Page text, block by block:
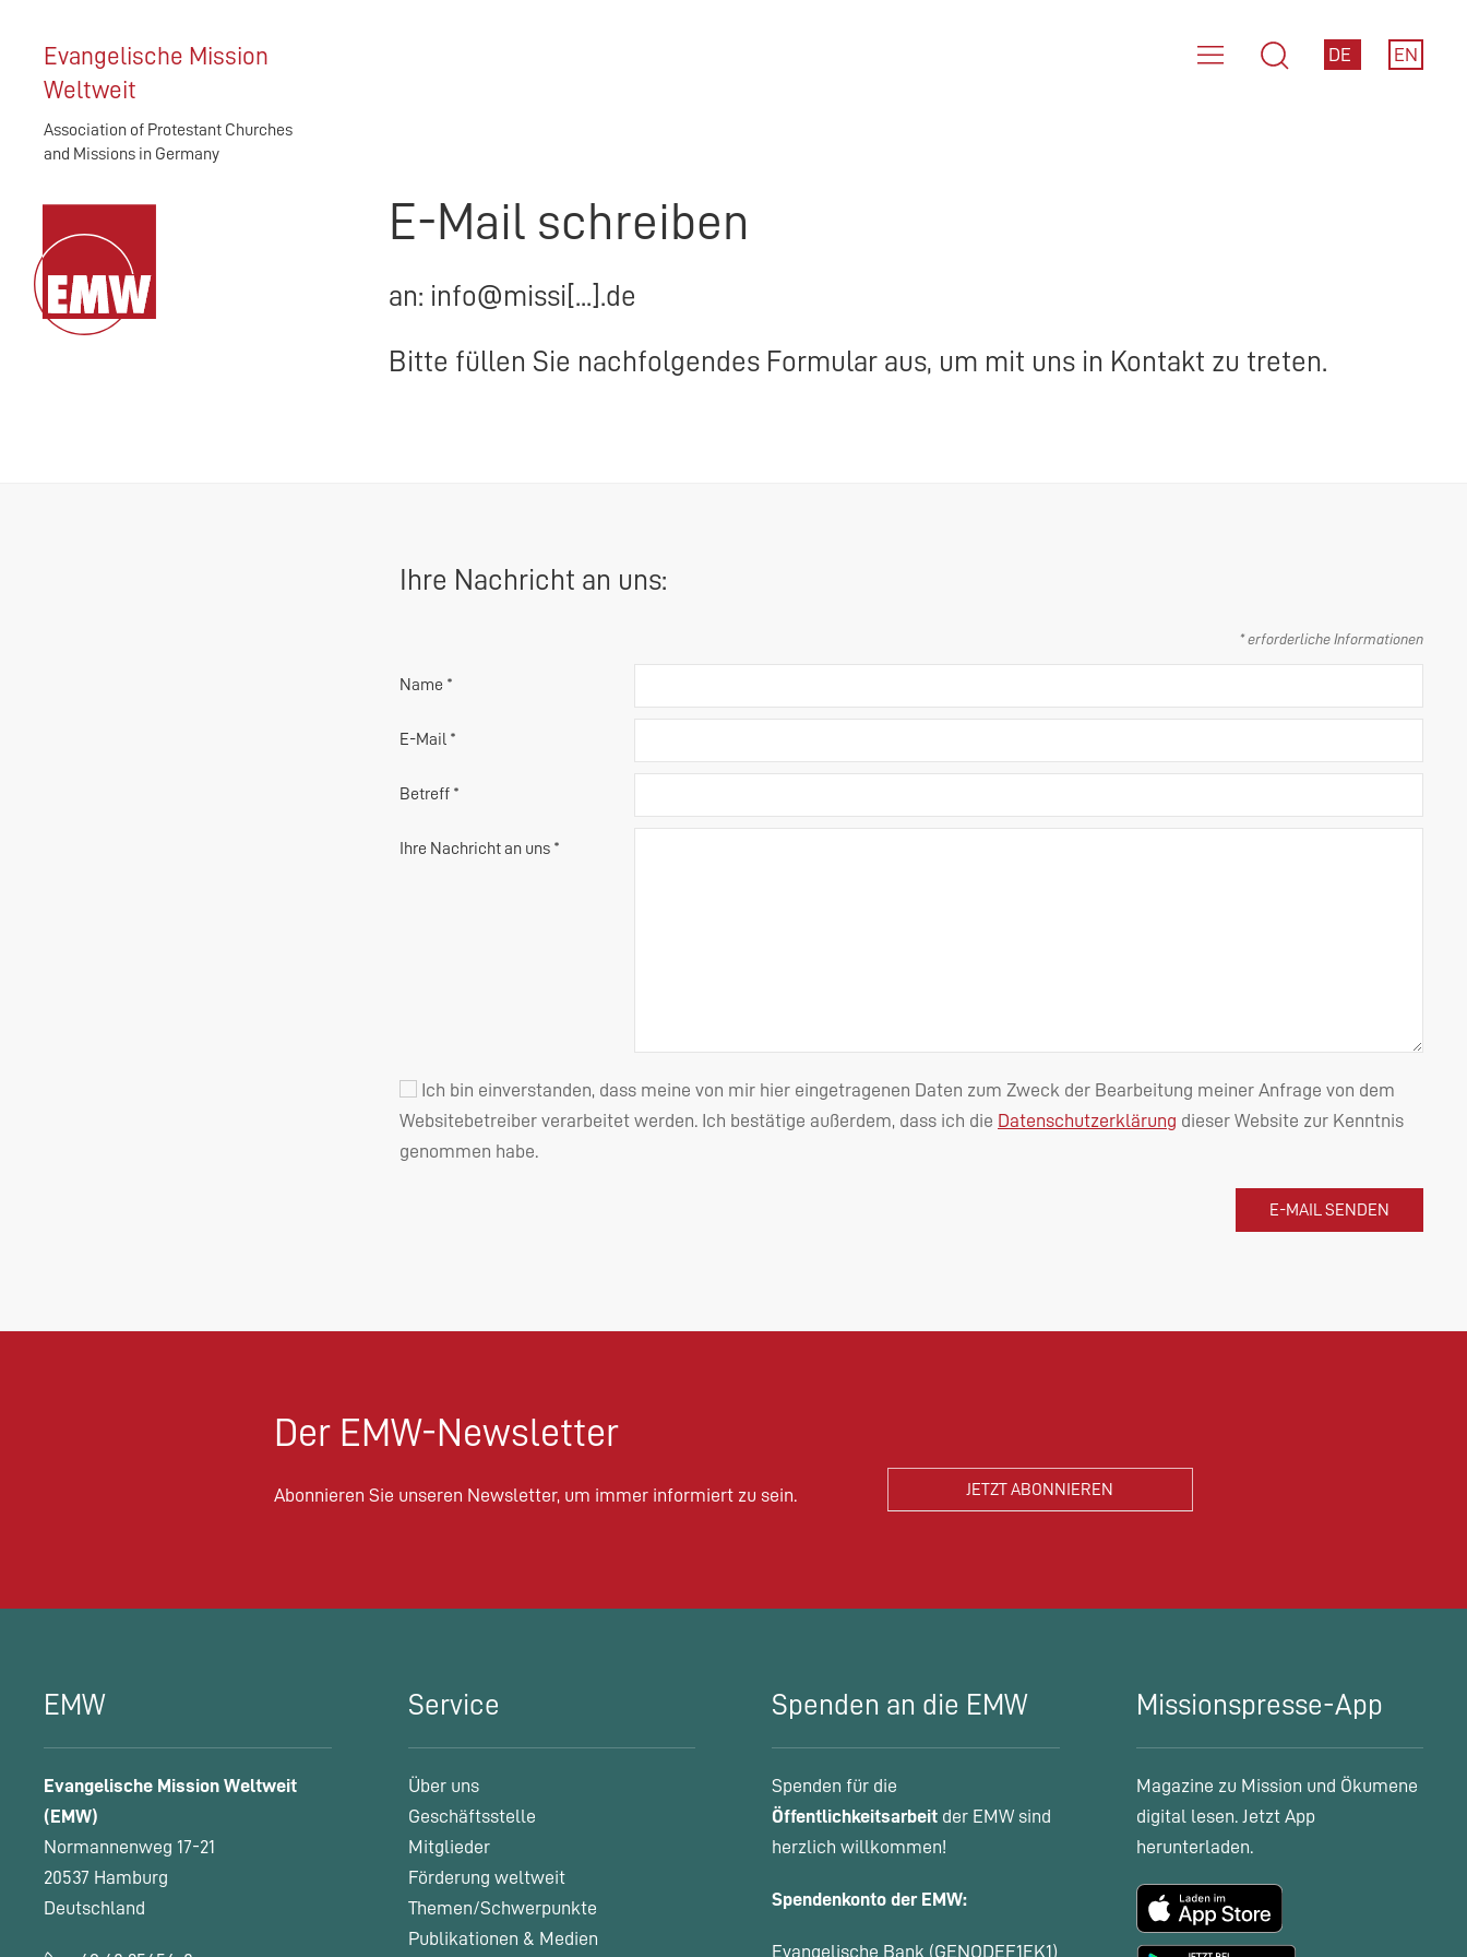
Evangelische Mission
Weltweit
Association of Protestant Churches
and Missions in Germany
DE EN
E-Mail schreiben
an: info@missi[...].de
Bitte füllen Sie nachfolgendes Formular aus, um mit uns in Kontakt zu treten.
Ihre Nachricht an uns:
* erforderliche Informationen
Name *
E-Mail *
Betreff *
Ihre Nachricht an uns *
Ich bin einverstanden, dass meine von mir hier eingetragenen Daten zum Zweck der Bearbeitung meiner Anfrage von dem
Websitebetreiber verarbeitet werden. Ich bestätige außerdem, dass ich die Datenschutzerklärung dieser Website zur Kenntnis
genommen habe.
Der EMW-Newsletter
Abonnieren Sie unseren Newsletter, um immer informiert zu sein.
EMW
Evangelische Mission Weltweit
(EMW)
Normannenweg 17-21
20537 Hamburg
Deutschland
Service
Über uns
Geschäftsstelle
Mitglieder
Förderung weltweit
Themen/Schwerpunkte
Publikationen & Medien
Spenden an die EMW
Spenden für die
Öffentlichkeitsarbeit der EMW sind
herzlich willkommen!
Spendenkonto der EMW:
Evangelische Bank (GENODEF1EK1)
Missionspresse-App
Magazine zu Mission und Ökumene
digital lesen. Jetzt App
herunterladen.